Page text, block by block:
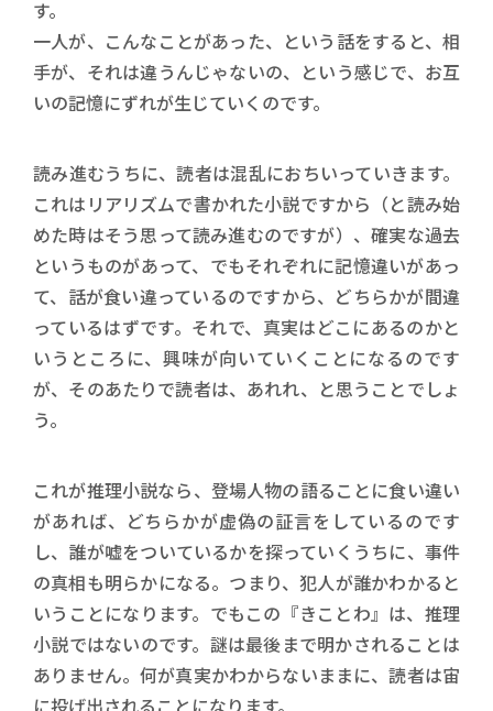
す。
一人が、こんなことがあった、という話をすると、相
手が、それは違うんじゃないの、という感じで、お互
いの記憶にずれが生じていくのです。
読み進むうちに、読者は混乱におちいっていきます。
これはリアリズムで書かれた小説ですから（と読み始
めた時はそう思って読み進むのですが）、確実な過去
というものがあって、でもそれぞれに記憶違いがあっ
て、話が食い違っているのですから、どちらかが間違
っているはずです。それで、真実はどこにあるのかと
いうところに、興味が向いていくことになるのです
が、そのあたりで読者は、あれれ、と思うことでしょ
う。
これが推理小説なら、登場人物の語ることに食い違い
があれば、どちらかが虚偽の証言をしているのです
し、誰が嘘をついているかを探っていくうちに、事件
の真相も明らかになる。つまり、犯人が誰かわかると
いうことになります。でもこの『きことわ』は、推理
小説ではないのです。謎は最後まで明かされることは
ありません。何が真実かわからないままに、読者は宙
に投げ出されることになります。